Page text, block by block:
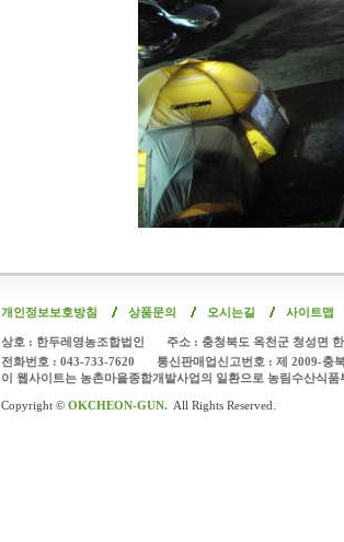
개인정보보호방침 상품문의 오시는길 사이트맵
상호 : 한두레영농조합법인
주소 : 충청북도 옥천군 청성면
전화번호 : 043-733-7620
통신판매업신고번호 : 제 2009-충
이 웹사이트는 농촌마을종합개발사업의 일환으로 농림수산식
Copyright © OKCHEON-GUN. All Rights Reserved.